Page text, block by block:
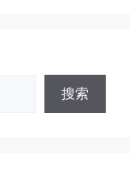
搜索